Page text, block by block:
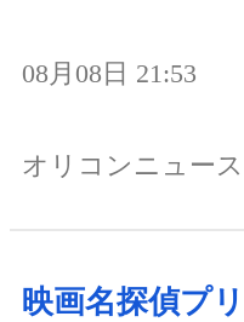
08月08日 21:53
オリコンニュース
映画名探偵プ